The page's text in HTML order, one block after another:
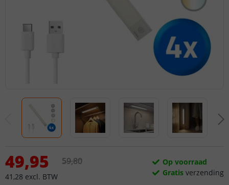
49,95
41 ,28 excl. BTW
59,80
Op voorraad
Gratis verzending